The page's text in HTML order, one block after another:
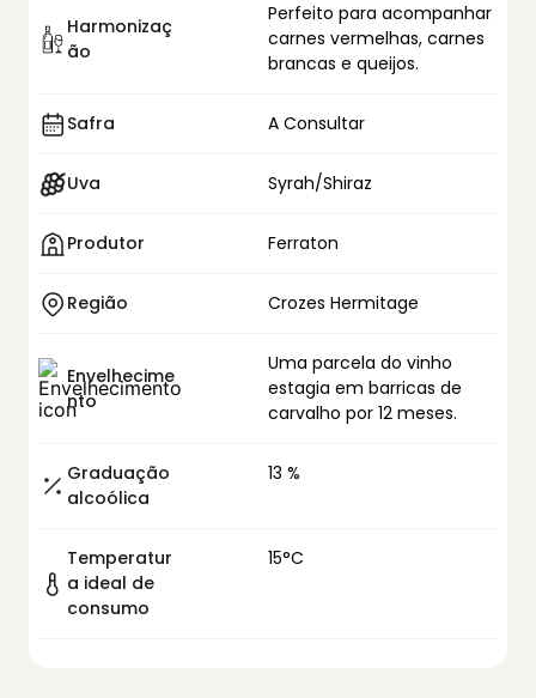
Harmonizaç
ão
Perfeito para acompanhar
carnes vermelhas, carnes
brancas e queijos.
Safra A Consultar
Uva Syrah/Shiraz
Produtor Ferraton
Região Crozes Hermitage
Envelhecime
nto
Uma parcela do vinho
estagia em barricas de
carvalho por 12 meses.
Graduação
alcoólica
13 %
Temperatur
a ideal de
consumo
15°C